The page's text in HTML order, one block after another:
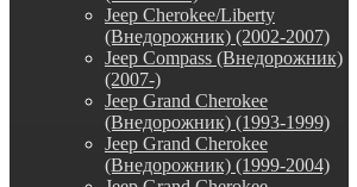
Jeep Cherokee/Liberty
(Внедорожник) (2002-2007)
Jeep Compass (Внедорожник)
(2007-)
Jeep Grand Cherokee
(Внедорожник) (1993-1999)
Jeep Grand Cherokee
(Внедорожник) (1999-2004)